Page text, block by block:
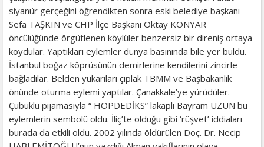
siyanür gerçeğini öğrendikten sonra eski belediye başkanı
Sefa TAŞKIN ve CHP İlçe Başkanı Oktay KONYAR
öncülüğünde örgütlenen köylüler benzersiz bir direniş ortaya
koydular. Yaptıkları eylemler dünya basınında bile yer buldu.
İstanbul boğaz köprüsünün demirlerine kendilerini zincirle
bağladılar. Belden yukarıları çıplak TBMM ve Başbakanlık
önünde oturma eylemi yaptılar. Çanakkale’ye yürüdüler.
Çubuklu pijamasıyla “ HOPDEDİKS” lakaplı Bayram UZUN bu
eylemlerin sembolü oldu. İliç’te olduğu gibi ‘rüşvet’ iddiaları
burada da etkili oldu. 2002 yılında öldürülen Doç. Dr. Necip